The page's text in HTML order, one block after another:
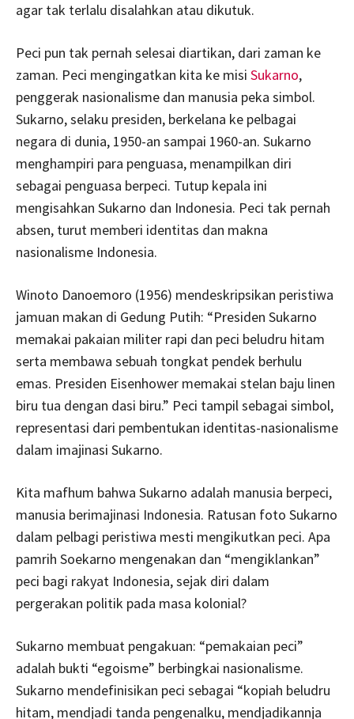
agar tak terlalu disalahkan atau dikutuk.
Peci pun tak pernah selesai diartikan, dari zaman ke
zaman. Peci mengingatkan kita ke misi Sukarno,
penggerak nasionalisme dan manusia peka simbol.
Sukarno, selaku presiden, berkelana ke pelbagai
negara di dunia, 1950-an sampai 1960-an. Sukarno
menghampiri para penguasa, menampilkan diri
sebagai penguasa berpeci. Tutup kepala ini
mengisahkan Sukarno dan Indonesia. Peci tak pernah
absen, turut memberi identitas dan makna
nasionalisme Indonesia.
Winoto Danoemoro (1956) mendeskripsikan peristiwa
jamuan makan di Gedung Putih: “Presiden Sukarno
memakai pakaian militer rapi dan peci beludru hitam
serta membawa sebuah tongkat pendek berhulu
emas. Presiden Eisenhower memakai stelan baju linen
biru tua dengan dasi biru.” Peci tampil sebagai simbol,
representasi dari pembentukan identitas-nasionalisme
dalam imajinasi Sukarno.
Kita mafhum bahwa Sukarno adalah manusia berpeci,
manusia berimajinasi Indonesia. Ratusan foto Sukarno
dalam pelbagi peristiwa mesti mengikutkan peci. Apa
pamrih Soekarno mengenakan dan “mengiklankan”
peci bagi rakyat Indonesia, sejak diri dalam
pergerakan politik pada masa kolonial?
Sukarno membuat pengakuan: “pemakaian peci”
adalah bukti “egoisme” berbingkai nasionalisme.
Sukarno mendefinisikan peci sebagai “kopiah beludru
hitam, mendjadi tanda pengenalku, mendjadikannja